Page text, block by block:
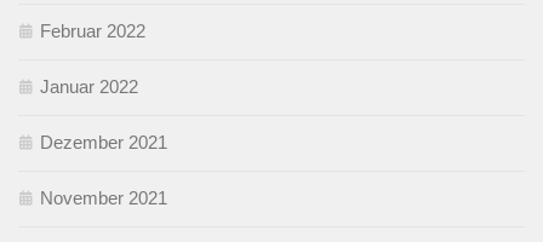
Februar 2022
Januar 2022
Dezember 2021
November 2021